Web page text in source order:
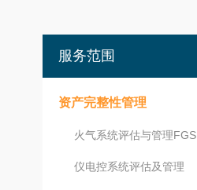
服务范围
资产完整性管理
火气系统评估与管理FGS
仪电控系统评估及管理